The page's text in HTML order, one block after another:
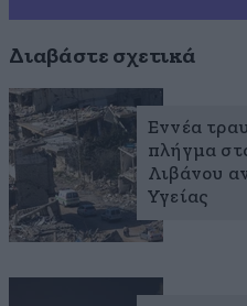
Διαβάστε σχετικά
Εννέα
πλήγμα
Λιβάνου
Υγείας